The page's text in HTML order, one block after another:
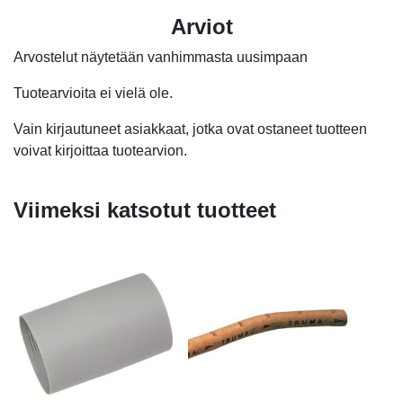
Arviot
Arvostelut näytetään vanhimmasta uusimpaan
Tuotearvioita ei vielä ole.
Vain kirjautuneet asiakkaat, jotka ovat ostaneet tuotteen
voivat kirjoittaa tuotearvion.
Viimeksi katsotut tuotteet